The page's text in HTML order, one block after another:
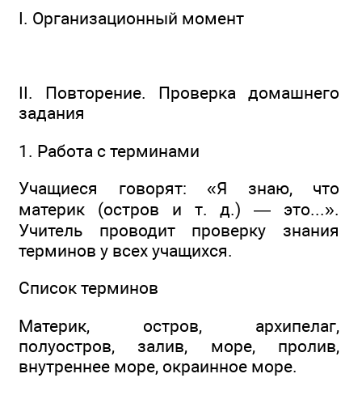
I. Организационный момент
II. Повторение. Проверка домашнего
задания
1. Работа с терминами
Учащиеся говорят: «Я знаю, что
материк (остров и т. д.) — это...».
Учитель проводит проверку знания
терминов у всех учащихся.
Список терминов
Материк, остров, архипелаг,
полуостров, залив, море, пролив,
внутреннее море, окраинное море.